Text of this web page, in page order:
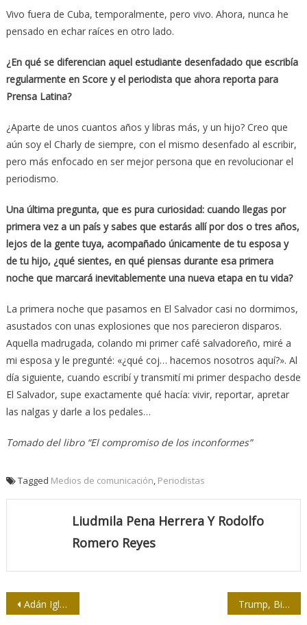
Vivo fuera de Cuba, temporalmente, pero vivo. Ahora, nunca he
pensado en echar raíces en otro lado.
¿En qué se diferencian aquel estudiante desenfadado que escribía
regularmente en Score y el periodista que ahora reporta para
Prensa Latina?
¿Aparte de unos cuantos años y libras más, y un hijo? Creo que
aún soy el Charly de siempre, con el mismo desenfado al escribir,
pero más enfocado en ser mejor persona que en revolucionar el
periodismo.
Una última pregunta, que es pura curiosidad: cuando llegas por
primera vez a un país y sabes que estarás allí por dos o tres años,
lejos de la gente tuya, acompañado únicamente de tu esposa y
de tu hijo, ¿qué sientes, en qué piensas durante esa primera
noche que marcará inevitablemente una nueva etapa en tu vida?
La primera noche que pasamos en El Salvador casi no dormimos,
asustados con unas explosiones que nos parecieron disparos.
Aquella madrugada, colando mi primer café salvadoreño, miré a
mi esposa y le pregunté: «¿qué coj… hacemos nosotros aquí?». Al
día siguiente, cuando escribí y transmití mi primer despacho desde
El Salvador, supe exactamente qué hacía: vivir, reportar, apretar
las nalgas y darle a los pedales…
Tomado del libro “El compromiso de los inconformes”
Tagged Medios de comunicación Periodistas
Liudmila Pena Herrera Y Rodolfo
Romero Reyes
Navegación
Adán Iglesias: “El humor político no puede publicarse solo como contraofensiva” Trump, Biden y el Cheo Chatarra Prize